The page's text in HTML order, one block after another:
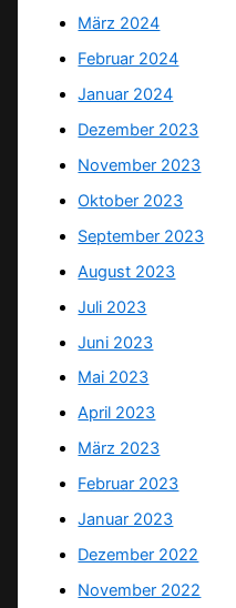
März 2024
Februar 2024
Januar 2024
Dezember 2023
November 2023
Oktober 2023
September 2023
August 2023
Juli 2023
Juni 2023
Mai 2023
April 2023
März 2023
Februar 2023
Januar 2023
Dezember 2022
November 2022